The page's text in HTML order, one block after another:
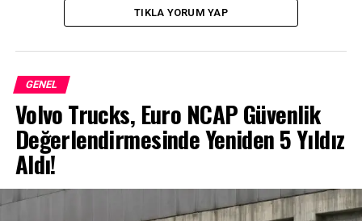
DURDURULAMAZ KİMLİĞİ İLE EFSANELEŞEN TOYOTA HILUX
DON'T MISS
Ali Haydar Bozkurt, “Geçen yılki satış adetlerine
ulaşacak olmamızın önü açılacaktır”
TIKLA YORUM YAP
GENEL
Volvo Trucks, Euro NCAP Güvenlik
Değerlendirmesinde Yeniden 5 Yıldız
Aldı!